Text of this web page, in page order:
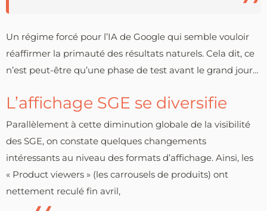
Un régime forcé pour l’IA de Google qui semble vouloir
réaffirmer la primauté des résultats naturels. Cela dit, ce
n’est peut-être qu’une phase de test avant le grand jour…
L’affichage SGE se diversifie
Parallèlement à cette diminution globale de la visibilité
des SGE, on constate quelques changements
intéressants au niveau des formats d’affichage. Ainsi, les
« Product viewers » (les carrousels de produits) ont
nettement reculé fin avril,